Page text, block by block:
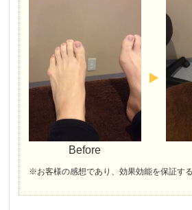
Before
※お客様の感想であり、効果効能を保証す